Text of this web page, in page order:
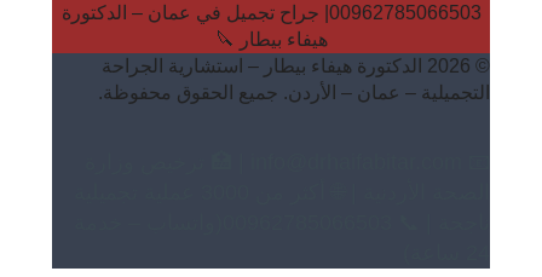
00962785066503| جراح تجميل في عمان – الدكتورة
هيفاء بيطار 🔪
© 2026 الدكتورة هيفاء بيطار – استشارية الجراحة
التجميلية – عمان – الأردن. جميع الحقوق محفوظة.